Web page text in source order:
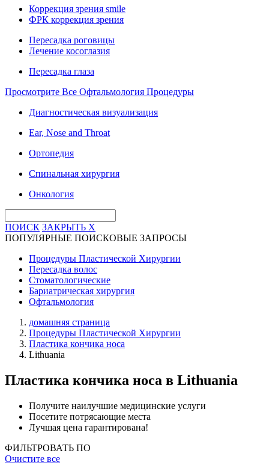
Коррекция зрения smile
ФРК коррекция зрения
Пересадка роговицы
Лечение косоглазия
Пересадка глаза
Просмотрите Все Офтальмология Процедуры
Диагностическая визуализация
Ear, Nose and Throat
Ортопедия
Спинальная хирургия
Онкология
ПОИСК ЗАКРЫТЬ X
ПОПУЛЯРНЫЕ ПОИСКОВЫЕ ЗАПРОСЫ
Процедуры Пластической Хирургии
Пересадка волос
Стоматологические
Бариатрическая хирургия
Офтальмология
домашняя страница
Процедуры Пластической Хирургии
Пластика кончика носа
Lithuania
Пластика кончика носа в Lithuania
Получите наилучшие медицинские услуги
Посетите потрясающие места
Лучшая цена гарантирована!
ФИЛЬТРОВАТЬ ПО
Очистите все